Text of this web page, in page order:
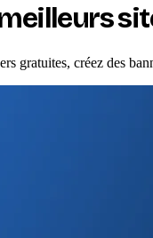
gratuites, créez des